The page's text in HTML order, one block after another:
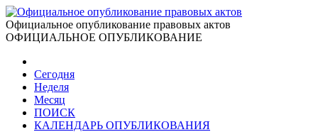
Официальное опубликование правовых актов
ОФИЦИАЛЬНОЕ ОПУБЛИКОВАНИЕ
Сегодня
Неделя
Месяц
ПОИСК
КАЛЕНДАРЬ ОПУБЛИКОВАНИЯ